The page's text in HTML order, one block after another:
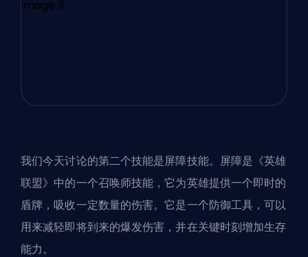
我们今天讨论的第二个技能是屏障技能。屏障是《英雄
联盟》中的一个召唤师技能，它为英雄提供一个即时的
盾牌，吸收一定数量的伤害。它是一个防御工具，可以
用来减轻即将到来的爆发伤害，并在关键时刻增加生存
能力。